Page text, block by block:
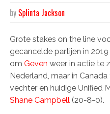
by Splinta Jackson
Grote stakes on the line
gecancelde partijen in
om Geven weer in actie te
Nederland, maar in
vechter en huidige Unified
Shane Campbell (20-8-0).